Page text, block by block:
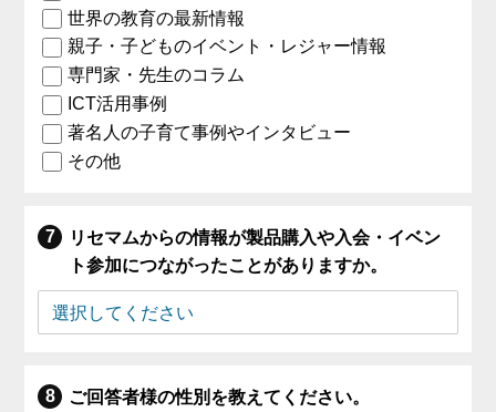
世界の教育の最新情報
親子・子どものイベント・レジャー情報
専門家・先生のコラム
ICT活用事例
著名人の子育て事例やインタビュー
その他
リセマムからの情報が製品購入や入会・イベン
ト参加につながったことがありますか。
ご回答者様の性別を教えてください。